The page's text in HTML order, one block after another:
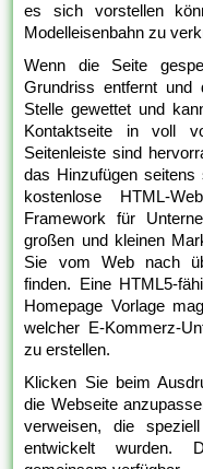
es sich vorstellen
Modelleisenbahn zu
Wenn die Seite
Grundriss entfernt und
Stelle gewettet und
Kontaktseite in voll
Seitenleiste sind
das Hinzufügen seitens
kostenlose HTML-
Framework für
großen und kleinen
Sie vom Web nach
finden. Eine HTML5-
Homepage Vorlage
welcher E-Kommerz-
zu erstellen.
Klicken Sie beim
die Webseite
verweisen, die
entwickelt wurden.